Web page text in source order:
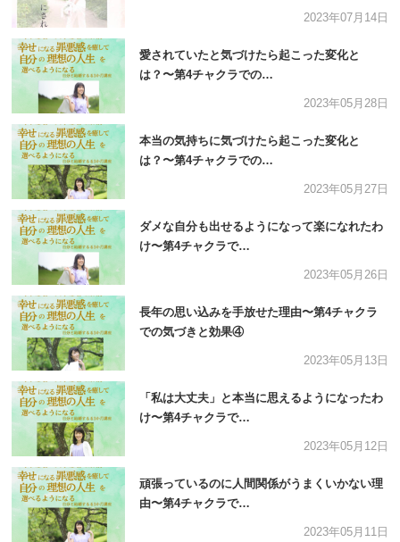
2023年07月14日
愛されていたと気づけたら起こった変化と
は？〜第4チャクラでの…
2023年05月28日
本当の気持ちに気づけたら起こった変化と
は？〜第4チャクラでの…
2023年05月27日
ダメな自分も出せるようになって楽になれたわ
け〜第4チャクラで…
2023年05月26日
長年の思い込みを手放せた理由〜第4チャクラ
での気づきと効果④
2023年05月13日
「私は大丈夫」と本当に思えるようになったわ
け〜第4チャクラで…
2023年05月12日
頑張っているのに人間関係がうまくいかない理
由〜第4チャクラで…
2023年05月11日